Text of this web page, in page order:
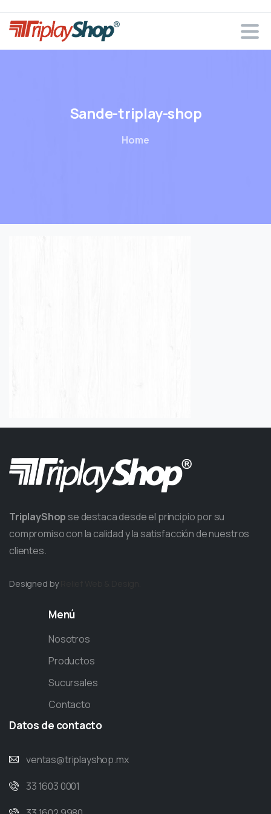
Sande-triplay-shop
Home
TriplayShop se destaca desde el principio por su
compromiso con la calidad y la satisfacción de nuestros
clientes.
Designed by
Menú
Nosotros
Productos
Sucursales
Contacto
Datos de contacto
ventas@triplayshop.mx
33 1603 0001